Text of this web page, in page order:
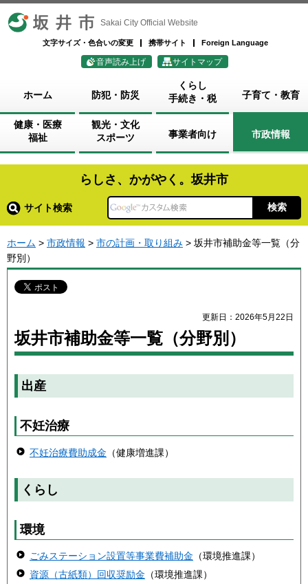
坂井市 Sakai City Official Website
文字サイズ・色合いの変更 携帯サイト Foreign Language
音声読み上げ サイトマップ
ホーム 防犯・防災
くらし
手続き・税
子育て・教育
健康・医療
福祉
観光・文化
スポーツ
事業者向け 市政情報
らしさ、かがやく。坂井市
サイト検索
ホーム > 市政情報 > 市の計画・取り組み > 坂井市補助金等一覧（分
野別）
更新日：2026年5月22日
坂井市補助金等一覧（分野別）
出産
不妊治療
不妊治療費助成金 （健康増進課）
くらし
環境
ごみステーション設置等事業費補助金 （環境推進課）
資源（古紙類）回収奨励金 （環境推進課）